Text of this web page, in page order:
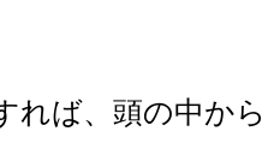
れば、頭の中か